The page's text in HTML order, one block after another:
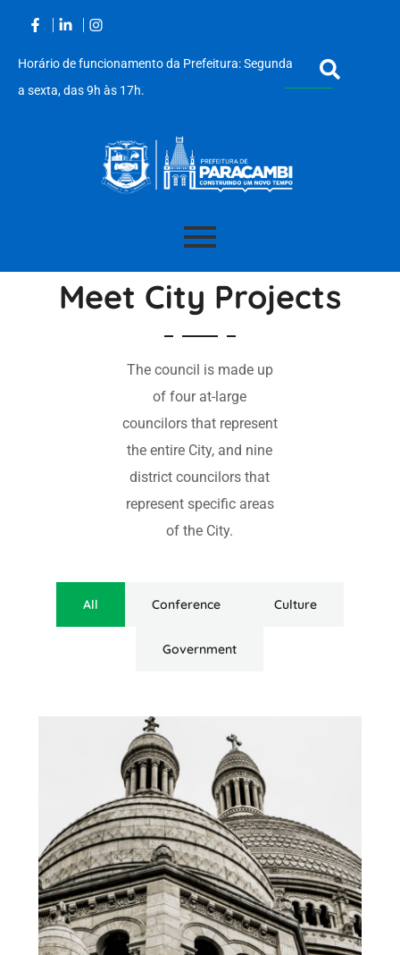
Horário de funcionamento da Prefeitura: Segunda
a sexta, das 9h às 17h.
o
Meet City Projects
The council is made up
of four at-large
councilors that represent
the entire City, and nine
district councilors that
represent specific areas
of the City.
All Conference Culture
Government